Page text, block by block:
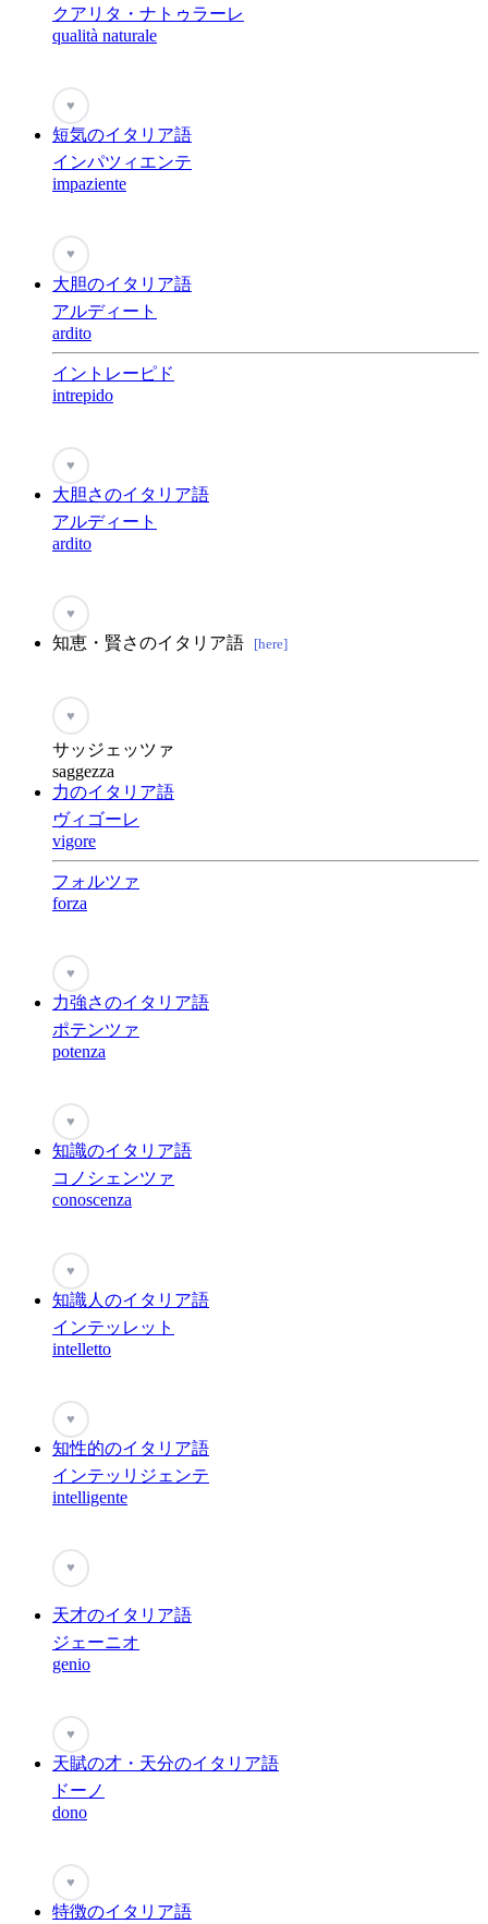
クアリタ・ナトゥラーレ
qualità naturale
♥
短気のイタリア語
インパツィエンテ
impaziente
♥
大胆のイタリア語
アルディート
ardito
イントレーピド
intrepido
♥
大胆さのイタリア語
アルディート
ardito
♥
知恵・賢さのイタリア語 [here]
♥
サッジェッツァ
saggezza
力のイタリア語
ヴィゴーレ
vigore
フォルツァ
forza
♥
力強さのイタリア語
ポテンツァ
potenza
♥
知識のイタリア語
コノシェンツァ
conoscenza
♥
知識人のイタリア語
インテッレット
intelletto
♥
知性的のイタリア語
インテッリジェンテ
intelligente
♥
天才のイタリア語
ジェーニオ
genio
♥
天賦の才・天分のイタリア語
ドーノ
dono
♥
特徴のイタリア語